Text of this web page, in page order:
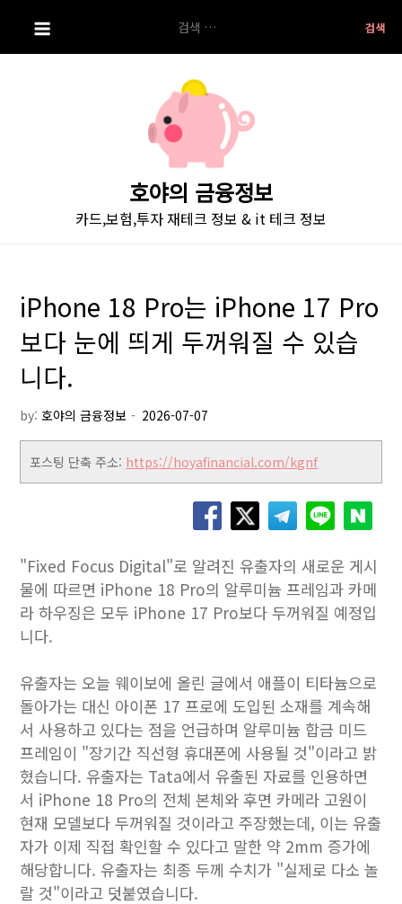
i
색:
호야의 금융정보
카드,보험,투자 재테크 정보 & it 테크 정보
iPhone 18 Pro는 iPhone 17 Pro
보다 눈에 띄게 두꺼워질 수 있습
니다.
by:호야의 금융정보
포스팅 단축 주소: https://hoyafinancial.com/kgnf
"Fixed Focus Digital"로 알려진 유출자의 새로운 게시
물에 따르면 iPhone 18 Pro의 알루미늄 프레임과 카메
라 하우징은 모두 iPhone 17 Pro보다 두꺼워질 예정입
니다.
유출자는 오늘 웨이보에 올린 글에서 애플이 티타늄으로
돌아가는 대신 아이폰 17 프로에 도입된 소재를 계속해
서 사용하고 있다는 점을 언급하며 알루미늄 합금 미드
프레임이 "장기간 직선형 휴대폰에 사용될 것"이라고 밝
혔습니다. 유출자는 Tata에서 유출된 자료를 인용하면
서 iPhone 18 Pro의 전체 본체와 후면 카메라 고원이
현재 모델보다 두꺼워질 것이라고 주장했는데, 이는 유출
자가 이제 직접 확인할 수 있다고 말한 약 2mm 증가에
해당합니다. 유출자는 최종 두께 수치가 "실제로 다소 놀
랄 것"이라고 덧붙였습니다.